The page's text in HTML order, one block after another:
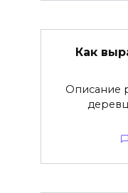
Как
Описание